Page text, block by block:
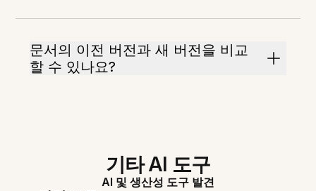
문서의 이전 버전과 새 버전을 비교
할 수 있나요?
기타 AI 도구
AI 및 생산성 도구 발견